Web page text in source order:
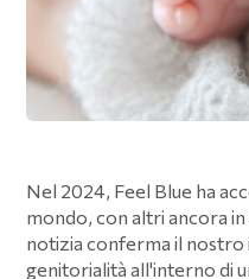
Nel 2024, Feel Blue ha
mondo, con altri ancora
notizia conferma il
genitorialità all'interno di